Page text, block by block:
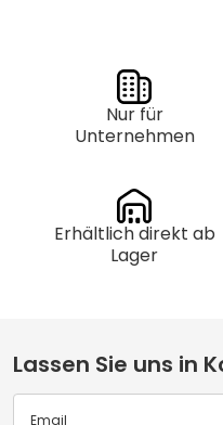
Nur für
Unternehmen
Erhältlich direkt ab
Lager
Lassen Sie uns in